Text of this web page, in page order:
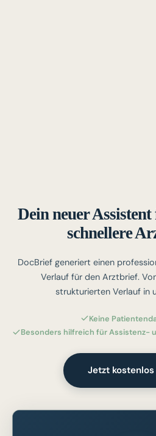
Dein neuer
schnellere
DocBrief generiert einen
Verlauf für den Arztbrief.
strukturierten Verlauf in
Keine
Besonders hilfreich für Assistenz-
Jetzt